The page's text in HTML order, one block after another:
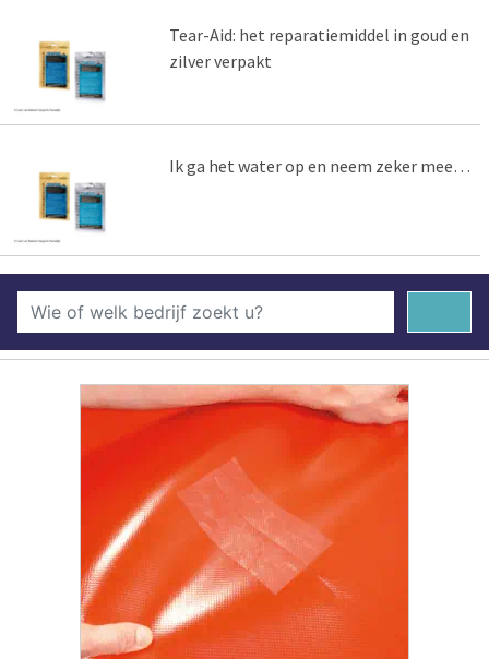
Tear-Aid: het reparatiemiddel in goud en
zilver verpakt
Ik ga het water op en neem zeker mee…